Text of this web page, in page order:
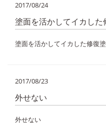
2017/08/24
塗面を活かしてイカし
塗面を活かしてイカした修復
2017/08/23
外せない
外せない